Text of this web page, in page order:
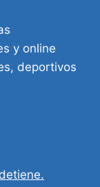
y online
deportivos